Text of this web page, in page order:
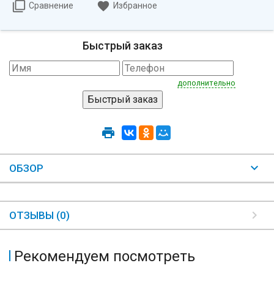
Сравнение Избранное
Быстрый заказ
дополнительно
ОБЗОР
ОТЗЫВЫ (0)
Рекомендуем посмотреть